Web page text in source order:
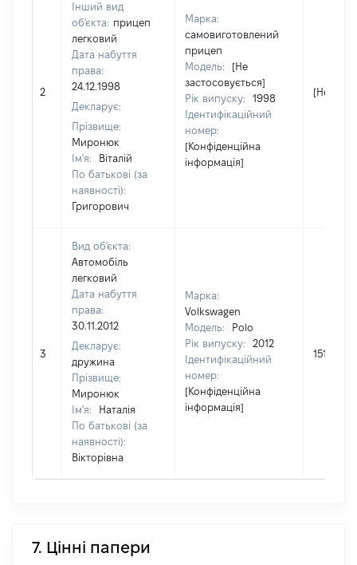
2
Інший вид
об'єкта: прицеп
легковий
Дата набуття
права:
24.12.1998
Декларує:
Прізвище:
Миронюк
Ім'я:
Віталій
По батькові (за
наявності):
Григорович
Марка:
самовиготовлений
прицеп
Модель:
[Не
застосовується]
Рік випуску:
1998
Ідентифікаційний
номер:
[Конфіденційна
інформація]
[Не
3
Вид об'єкта:
Автомобіль
легковий
Дата набуття
права:
30.11.2012
Декларує:
дружина
Прізвище:
Миронюк
Ім'я:
Наталія
По батькові (за
наявності):
Вікторівна
Марка:
Volkswagen
Модель:
Polo
Рік випуску:
2012
Ідентифікаційний
номер:
[Конфіденційна
інформація]
151500
7. Цінні папери